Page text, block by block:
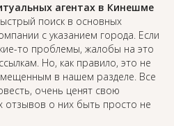
агентах в Кинешме
поиск в основных
с указанием города. Если
то проблемы, жалобы на это
Но, как правило, это не
в нашем разделе. Все
очень ценят свою
отзывов о них быть просто не